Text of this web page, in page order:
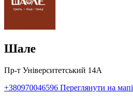
Шале
Пр-т Університетський 14А
+380970046596 Переглянути на мапі